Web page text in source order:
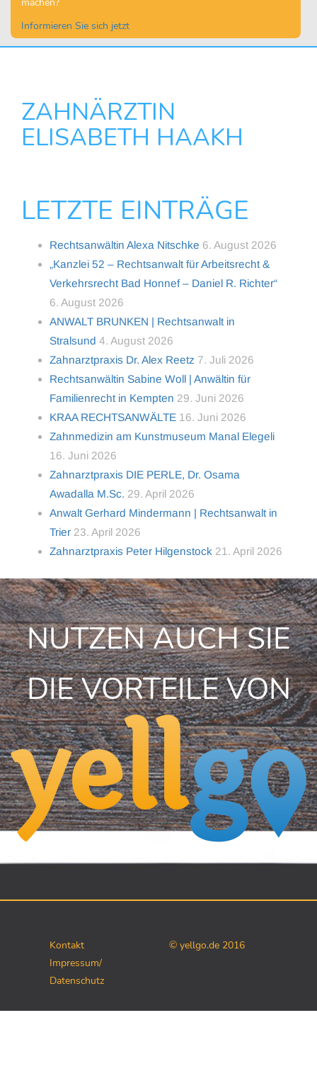
Informieren Sie sich jetzt
ZAHNÄRZTIN
ELISABETH HAAKH
LETZTE EINTRÄGE
Rechtsanwältin Alexa Nitschke 6. August 2026
„Kanzlei 52 – Rechtsanwalt für Arbeitsrecht &
Verkehrsrecht Bad Honnef – Daniel R. Richter“
6. August 2026
ANWALT BRUNKEN | Rechtsanwalt in
Stralsund 4. August 2026
Zahnarztpraxis Dr. Alex Reetz 7. Juli 2026
Rechtsanwältin Sabine Woll | Anwältin für
Familienrecht in Kempten 29. Juni 2026
KRAA RECHTSANWÄLTE 16. Juni 2026
Zahnmedizin am Kunstmuseum Manal Elegeli
16. Juni 2026
Zahnarztpraxis DIE PERLE, Dr. Osama
Awadalla M.Sc. 29. April 2026
Anwalt Gerhard Mindermann | Rechtsanwalt in
Trier 23. April 2026
Zahnarztpraxis Peter Hilgenstock 21. April 2026
NUTZEN AUCH SIE
DIE VORTEILE VON
Kontakt
Impressum/
Datenschutz
© yellgo.de 2016